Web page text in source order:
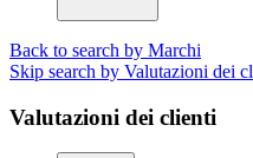
Back to search by Marchi
Skip search by Valutazioni dei
Valutazioni dei clienti